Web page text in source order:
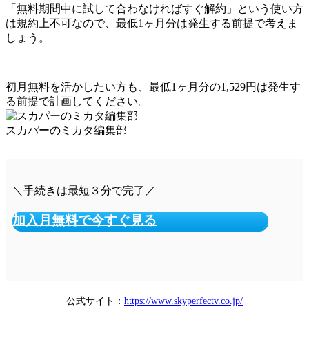
「無料期間中に試して合わなければすぐ解約」という使い方
は規約上不可なので、最低1ヶ月分は発生する前提で考えま
しょう。
初月無料を活かしたい方も、最低1ヶ月分の1,529円は発生す
る前提で計画してください。
スカパーのミカタ編集部
＼手続きは最短３分で完了／
加入月無料で今すぐ見る
公式サイト： https://www.skyperfectv.co.jp/